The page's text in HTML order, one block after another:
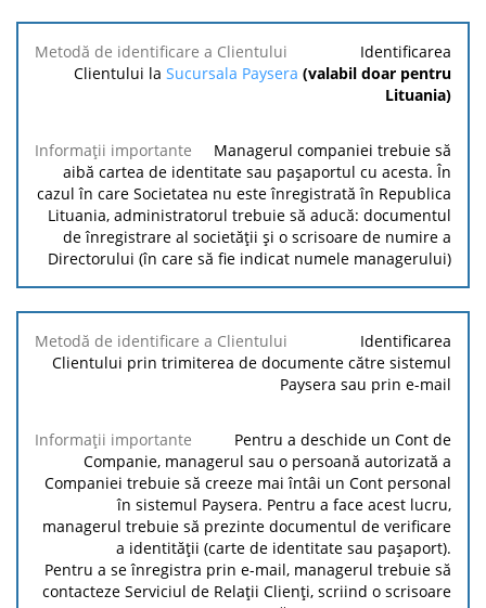
Metodă de
identificare
Informații
importante
Identificarea
Clientului la Sucursala Paysera (valabil doar pentru
Lituania)
Managerul companiei trebuie să
aibă cartea de identitate sau pașaportul cu acesta. În
cazul în care Societatea nu este înregistrată în Republica
Lituania, administratorul trebuie să aducă: documentul
de înregistrare al societății și o scrisoare de numire a
Directorului (în care să fie indicat numele managerului)
Identificarea
Clientului prin trimiterea de documente către sistemul
Paysera sau prin e-mail
Pentru a deschide un Cont de
Companie, managerul sau o persoană autorizată a
Companiei trebuie să creeze mai întâi un Cont personal
în sistemul Paysera. Pentru a face acest lucru,
managerul trebuie să prezinte documentul de verificare
a identității (carte de identitate sau pașaport).
Pentru a se înregistra prin e-mail, managerul trebuie să
contacteze Serviciul de Relații Clienți, scriind o scrisoare